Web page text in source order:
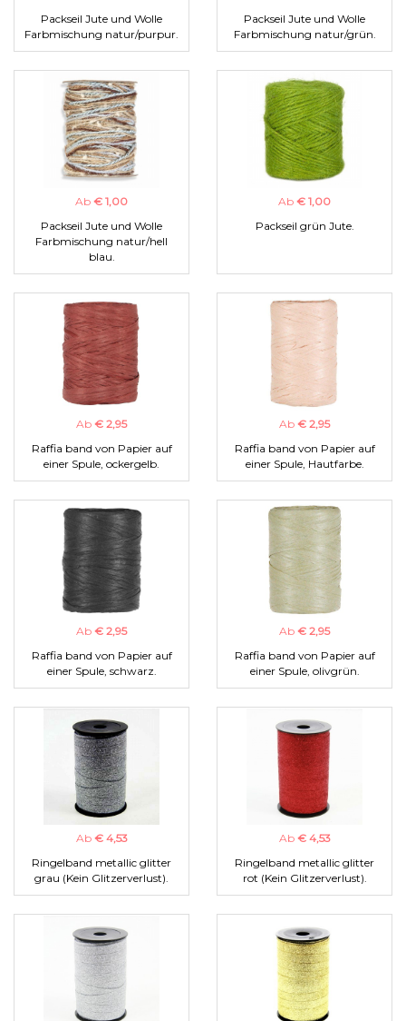
Packseil Jute und Wolle
Farbmischung natur/purpur.
Packseil Jute und Wolle
Farbmischung natur/grün.
Ab € 1,00
Packseil Jute und Wolle
Farbmischung natur/hell
blau.
Ab € 1,00
Packseil grün Jute.
Ab € 2,95
Raffia band von Papier auf
einer Spule, ockergelb.
Ab € 2,95
Raffia band von Papier auf
einer Spule, Hautfarbe.
Ab € 2,95
Raffia band von Papier auf
einer Spule, schwarz.
Ab € 2,95
Raffia band von Papier auf
einer Spule, olivgrün.
Ab € 4,53
Ringelband metallic glitter
grau (Kein Glitzerverlust).
Ab € 4,53
Ringelband metallic glitter
rot (Kein Glitzerverlust).